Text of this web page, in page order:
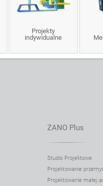
Projekty
indywidualne
ZANO Plus
Studio Projektowe
Projektowanie
Projektowanie małej